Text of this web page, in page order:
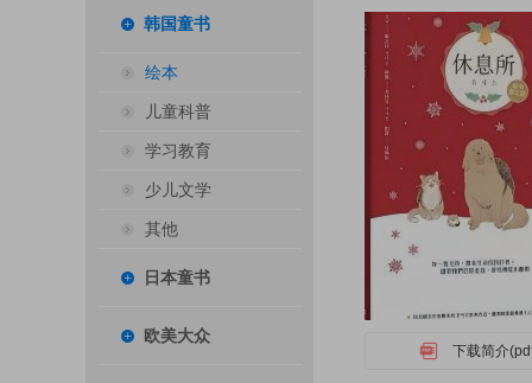
韩国童书
绘本
儿童科普
学习教育
少儿文学
其他
日本童书
欧美大众
下载简介